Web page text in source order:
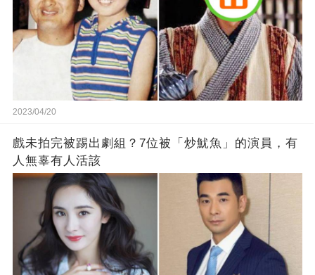
2023/04/20
戲未拍完被踢出劇組？7位被「炒魷魚」的演員，有
人無辜有人活該